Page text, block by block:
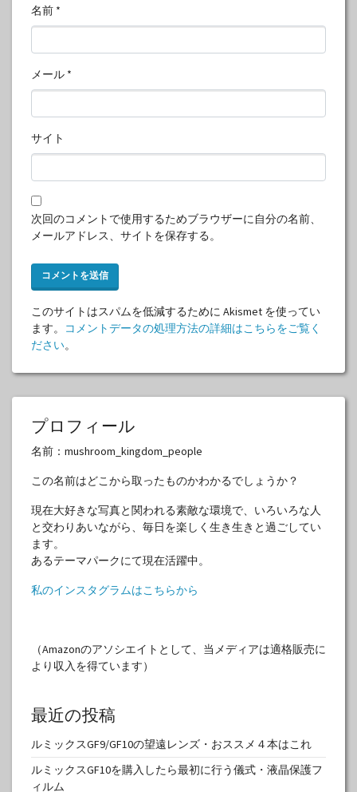
名前 *
メール *
サイト
次回のコメントで使用するためブラウザーに自分の名前、
メールアドレス、サイトを保存する。
このサイトはスパムを低減するために Akismet を使ってい
ます。
コメントデータの処理方法の詳細はこちらをご覧く
ださい。
プロフィール
名前：mushroom_kingdom_people
この名前はどこから取ったものかわかるでしょうか？
現在大好きな写真と関われる素敵な環境で、いろいろな人
と交わりあいながら、毎日を楽しく生き生きと過ごしてい
ます。
あるテーマパークにて現在活躍中。
私のインスタグラムはこちらから
（Amazonのアソシエイトとして、当メディアは適格販売に
より収入を得ています）
最近の投稿
ルミックスGF9/GF10の望遠レンズ・おススメ４本はこれ
ルミックスGF10を購入したら最初に行う儀式・液晶保護フ
ィルム